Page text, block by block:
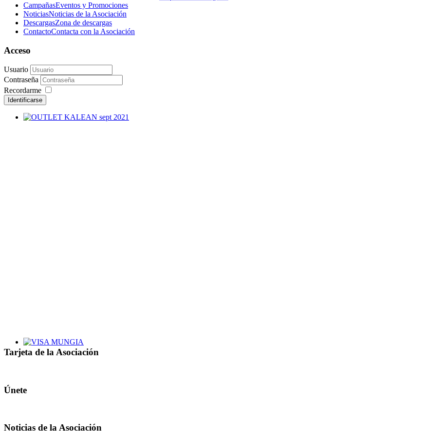
CampañasEventos y Promociones
NoticiasNoticias de la Asociación
DescargasZona de descargas
ContactoContacta con la Asociación
Acceso
Usuario
Contraseña
Recordarme
Identificarse
Tarjeta de la Asociación
Únete
Noticias de la Asociación